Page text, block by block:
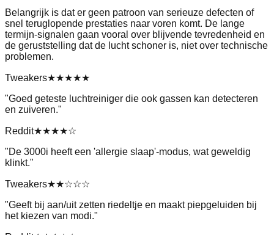
Belangrijk is dat er geen patroon van serieuze defecten of
snel teruglopende prestaties naar voren komt. De lange
termijn-signalen gaan vooral over blijvende tevredenheid en
de geruststelling dat de lucht schoner is, niet over technische
problemen.
Tweakers★★★★★
"Goed geteste luchtreiniger die ook gassen kan detecteren
en zuiveren."
Reddit★★★★☆
"De 3000i heeft een 'allergie slaap'-modus, wat geweldig
klinkt."
Tweakers★★☆☆☆
"Geeft bij aan/uit zetten riedeltje en maakt piepgeluiden bij
het kiezen van modi."